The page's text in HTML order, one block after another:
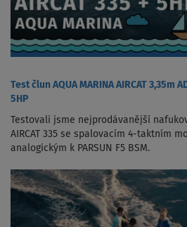
Test člun AQUA MARINA AIRCAT 3,35m
5HP
Testovali jsme nejprodávanější
AIRCAT 335 se spalovacím 4-taktním
analogickým k PARSUN F5 BSM.